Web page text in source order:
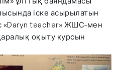
іске асырылатын
«Daryn teacher» ЖШС-мен
оқыту курсын